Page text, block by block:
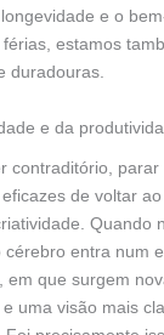
e o
estamos
duradouras.
e da
contraditório,
de voltar
Quando
entra num
em que surgem
uma visão mais